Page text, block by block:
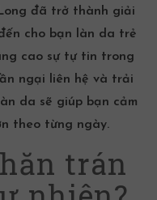
đã trở thành giải
cho bạn làn da trẻ
cao sự tự tin trong
ngại liên hệ và trải
da sẽ giúp bạn cảm
theo từng ngày.
trán